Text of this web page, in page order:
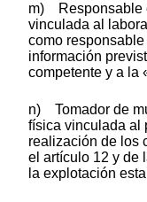
m) Responsable
vinculada al
como
información
competente y a la
n) Tomador de
física vinculada al
realización de los
el artículo 12 y de
la explotación